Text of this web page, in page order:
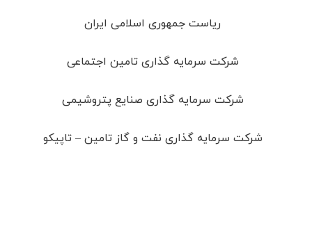
ریاست جمهوری اسلامی ایران
شرکت سرمایه گذاری تامین اجتماعی
شرکت سرمایه گذاری صنایع پتروشیمی
شرکت سرمایه گذاری نفت و گاز تامین – تاپیکو